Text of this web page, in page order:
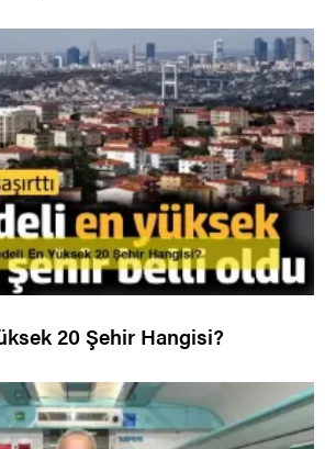
20 Şehir Hangisi?